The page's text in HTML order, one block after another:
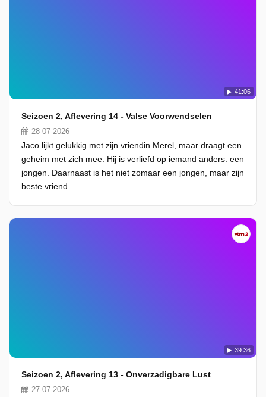
41:06
Seizoen 2, Aflevering 14 - Valse Voorwendselen
28-07-2026
Jaco lijkt gelukkig met zijn vriendin Merel, maar draagt een
geheim met zich mee. Hij is verliefd op iemand anders: een
jongen. Daarnaast is het niet zomaar een jongen, maar zijn
beste vriend.
39:36
Seizoen 2, Aflevering 13 - Onverzadigbare Lust
27-07-2026